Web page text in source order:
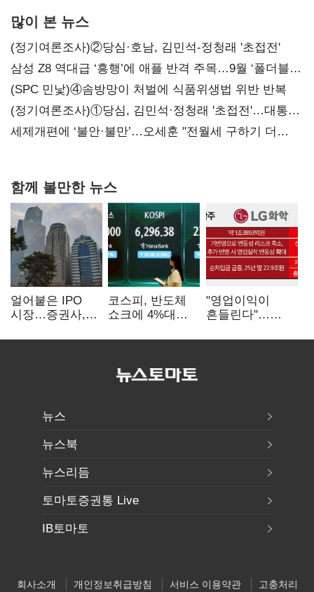
많이 본 뉴스
(정기여론조사)②당심·호남, 김민석-정청래 '초접전'
삼성 Z8 역대급 ‘흥행’에 애플 반격 주목…9월 ‘폴더블
대전’
(SPC 민낯)④솜방망이 처벌에 식품위생법 위반 반복
(정기여론조사)①당심, 김민석·정청래 '초접전'…대통령
지지도 '50% 아래로'(종합)
세제개편에 ‘불안·불만’…오세훈 "전월세 구하기 더
함께 볼만한 뉴스
얼어붙은 IPO
시장…증권사,
전쟁' 기대
코스피, 반도체
쇼크에 4%대
5거래일째 상승
"영업이익이
흔들린다"…
18에 취약
뉴스
뉴스북
뉴스리듬
토마토증권통 Live
IB토마토
회사소개 개인정보취급방침 서비스 이용약관 고충처리